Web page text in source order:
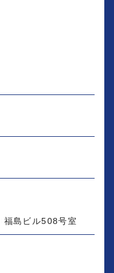
福島ビル508号室